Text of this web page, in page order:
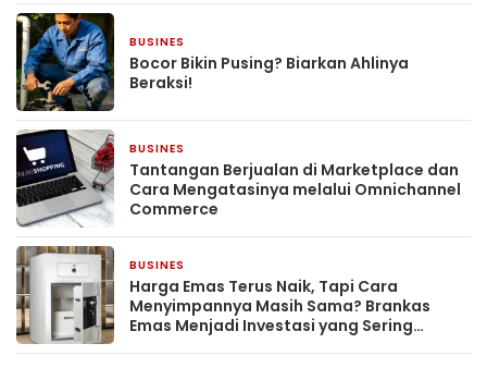
BUSINES
Bocor Bikin Pusing? Biarkan Ahlinya
Beraksi!
BUSINES
Tantangan Berjualan di Marketplace dan
Cara Mengatasinya melalui Omnichannel
Commerce
BUSINES
Harga Emas Terus Naik, Tapi Cara
Menyimpannya Masih Sama? Brankas
Emas Menjadi Investasi yang Sering